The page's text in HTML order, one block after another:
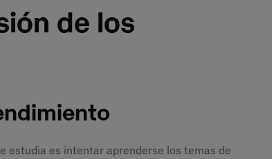
de los
estudia es intentar aprenderse los temas de